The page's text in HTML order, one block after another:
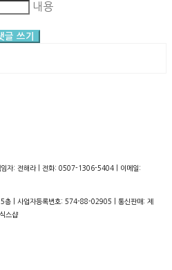
내용
글 쓰기
임자: 전해라 | 전화: 0507-1306-5404 | 이메일:
층 | 사업자등록번호: 574-88-02905 | 통신판매: 제
스샵